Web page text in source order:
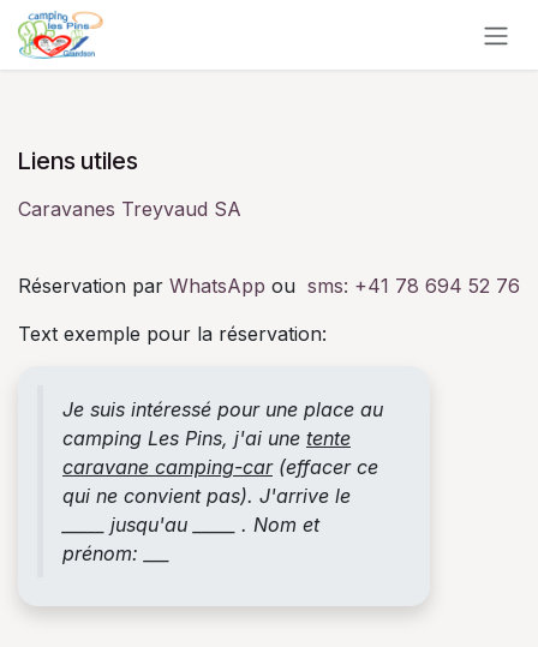
Se rendre au contenu
Liens utiles
Caravanes Treyvaud SA
Réservation par WhatsApp ou sms: +41 78 694 52 76
Text exemple pour la réservation:
Je suis intéressé pour une place au
camping Les Pins, j'ai une tente
caravane camping-car(effacer ce
qui ne convient pas). J'arrive le
_____ jusqu'au _____ . Nom et
prénom: ___